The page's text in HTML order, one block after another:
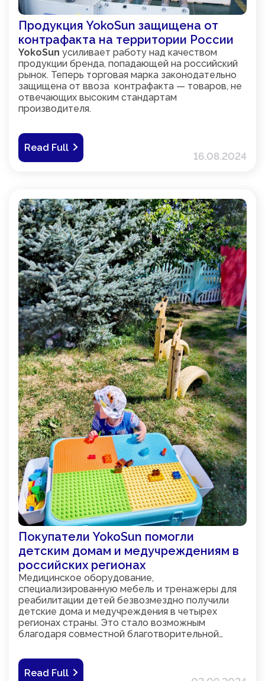
Продукция YokoSun защищена от
контрафакта на территории России
YokoSun усиливает работу над качеством
продукции бренда, попадающей на российский
рынок. Теперь торговая марка законодательно
защищена от ввоза контрафакта — товаров, не
отвечающих высоким стандартам
производителя.
Read Full
16.08.2024
Покупатели YokoSun помогли
детским домам и медучреждениям в
российских регионах
Медицинское оборудование,
специализированную мебель и тренажеры для
реабилитации детей безвозмездно получили
детские дома и медучреждения в четырех
регионах страны. Это стало возможным
благодаря совместной благотворительной
фонда «Детский мир». Всего за месяц
покупатели товаров бренда помогли собрать
Read Full